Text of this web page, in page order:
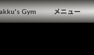
Gym メニュー